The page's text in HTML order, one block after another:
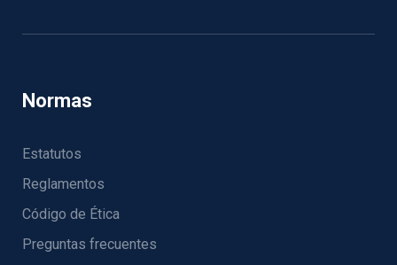
Normas
Estatutos
Reglamentos
Código de Ética
Preguntas frecuentes